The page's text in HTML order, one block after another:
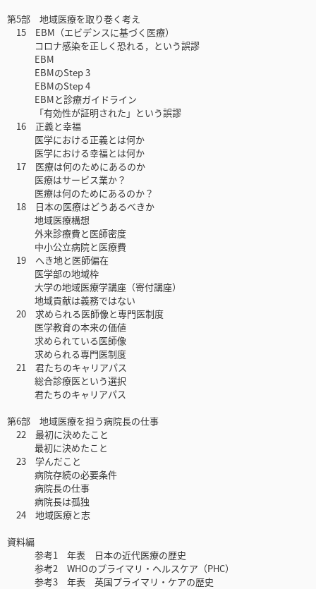
第5部 地域医療を取り巻く考え
15 EBM（エビデンスに基づく医療）
コロナ感染を正しく恐れる，という誤謬
EBM
EBMのStep 3
EBMのStep 4
EBMと診療ガイドライン
「有効性が証明された」という誤謬
16 正義と幸福
医学における正義とは何か
医学における幸福とは何か
17 医療は何のためにあるのか
医療はサービス業か？
医療は何のためにあるのか？
18 日本の医療はどうあるべきか
地域医療構想
外来診療費と医師密度
中小公立病院と医療費
19 へき地と医師偏在
医学部の地域枠
大学の地域医療学講座（寄付講座）
地域貢献は義務ではない
20 求められる医師像と専門医制度
医学教育の本来の価値
求められている医師像
求められる専門医制度
21 君たちのキャリアパス
総合診療医という選択
君たちのキャリアパス
第6部 地域医療を担う病院長の仕事
22 最初に決めたこと
最初に決めたこと
23 学んだこと
病院存続の必要条件
病院長の仕事
病院長は孤独
24 地域医療と志
資料編
参考1 年表 日本の近代医療の歴史
参考2 WHOのプライマリ・ヘルスケア（PHC）
参考3 年表 英国プライマリ・ケアの歴史